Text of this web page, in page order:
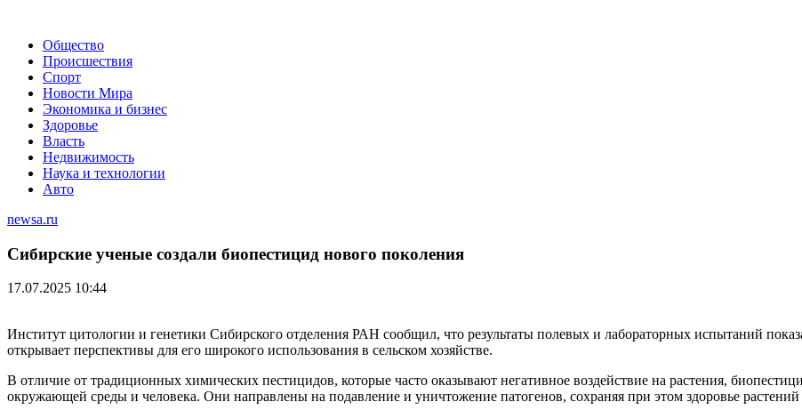
Общество
Происшествия
Спорт
Новости Мира
Экономика и бизнес
Здоровье
Власть
Недвижимость
Наука и технологии
Авто
newsa.ru
Сибирские ученые создали биопестицид нового поколения
17.07.2025 10:44
Институт цитологии и генетики Сибирского отделения РАН сообщил, что результаты полевых и лабораторных испытаний
открывает перспективы для его широкого использования в сельском хозяйстве.
В отличие от традиционных химических пестицидов, которые часто оказывают негативное воздействие на растения,
окружающей среды и человека. Они направлены на подавление и уничтожение патогенов, сохраняя при этом здоровье растений